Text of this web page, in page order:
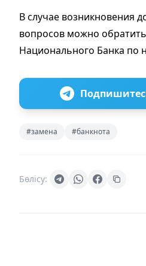
В случае возникновения
вопросов можно
Национального Банка по
#замена #банкнота
Бөлісу: